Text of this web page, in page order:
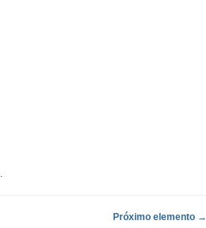
Próximo elemento →